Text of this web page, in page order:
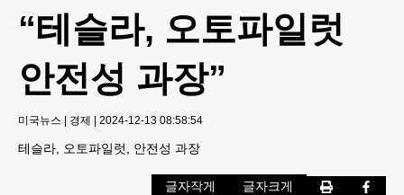
“테슬라, 오토파일럿
안전성 과장”
미국뉴스 | 경제 | 2024-12-13 08:58:54
테슬라, 오토파일럿, 안전성 과장
글자작게 글자크게